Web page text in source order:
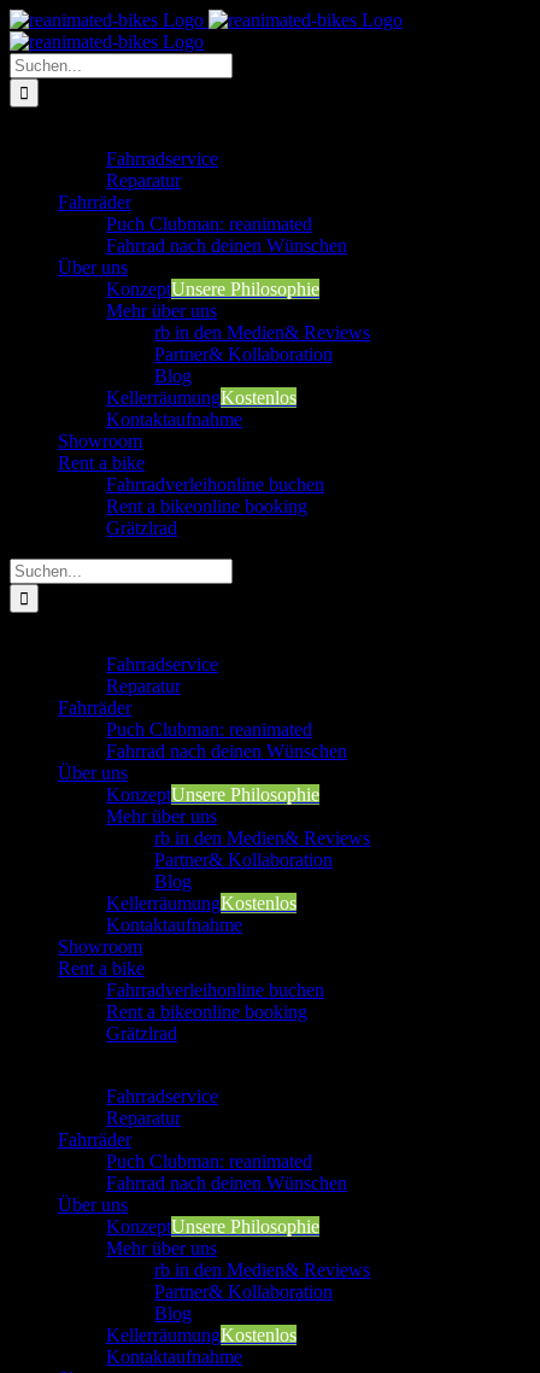
Zum
Inhalt
springen
Suche
nach:
Fahrradservice
Reparatur
Fahrräder
Puch Clubman: reanimated
Fahrrad nach deinen Wünschen
Über uns
KonzeptUnsere Philosophie
Mehr über uns
rb in den Medien& Reviews
Partner& Kollaboration
Blog
KellerräumungKostenlos
Kontaktaufnahme
Showroom
Rent a bike
Fahrradverleihonline buchen
Rent a bikeonline booking
Grätzlrad
Suche
nach:
Fahrradservice
Reparatur
Fahrräder
Puch Clubman: reanimated
Fahrrad nach deinen Wünschen
Über uns
KonzeptUnsere Philosophie
Mehr über uns
rb in den Medien& Reviews
Partner& Kollaboration
Blog
KellerräumungKostenlos
Kontaktaufnahme
Showroom
Rent a bike
Fahrradverleihonline buchen
Rent a bikeonline booking
Grätzlrad
Fahrradservice
Reparatur
Fahrräder
Puch Clubman: reanimated
Fahrrad nach deinen Wünschen
Über uns
KonzeptUnsere Philosophie
Mehr über uns
rb in den Medien& Reviews
Partner& Kollaboration
Blog
KellerräumungKostenlos
Kontaktaufnahme